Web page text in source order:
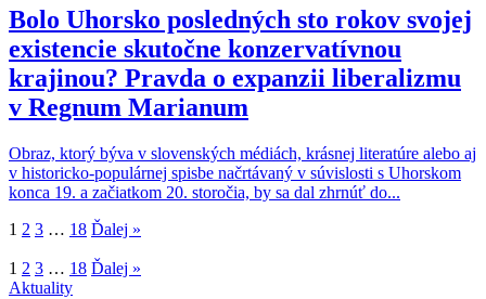
Bolo Uhorsko posledných sto rokov svojej
existencie skutočne konzervatívnou
krajinou? Pravda o expanzii liberalizmu
v Regnum Marianum
Obraz, ktorý býva v slovenských médiách, krásnej literatúre alebo aj
v historicko-populárnej spisbe načrtávaný v súvislosti s Uhorskom
konca 19. a začiatkom 20. storočia, by sa dal zhrnúť do...
1 2 3 … 18 Ďalej »
1 2 3 … 18 Ďalej »
Aktuality